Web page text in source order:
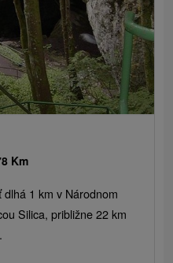
Km
1 km v Národnom
Silica, približne 22 km